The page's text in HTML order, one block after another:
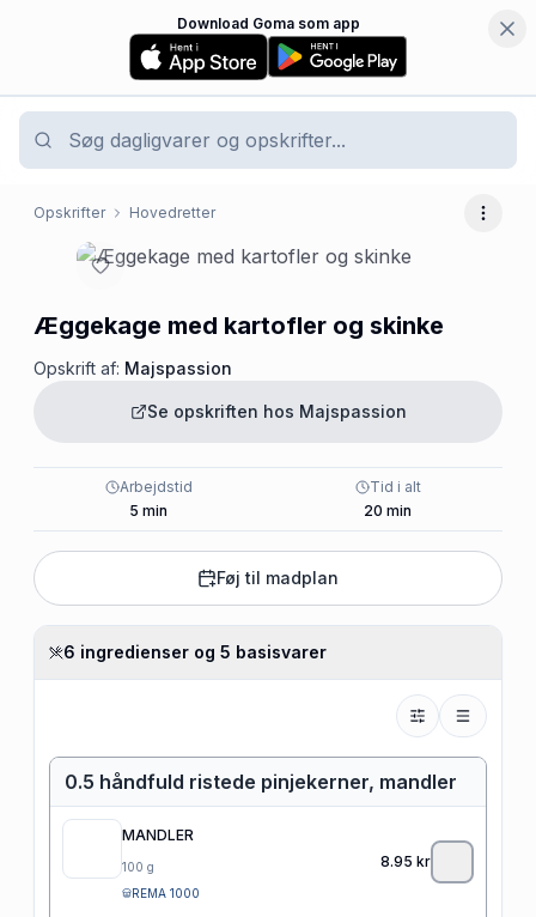
Download Goma som app
Opskrifter Hovedretter Flere
Æggekage med kartofler og skinke
Opskrift af: Majspassion
Se opskriften hos Majspassion
Arbejdstid
5 min
Tid i alt
20 min
Føj til madplan
6 ingredienser og 5 basisvarer
0.5 håndfuld ristede pinjekerner, mandler
MANDLER
100 g
REMA 1000
8.95 kr